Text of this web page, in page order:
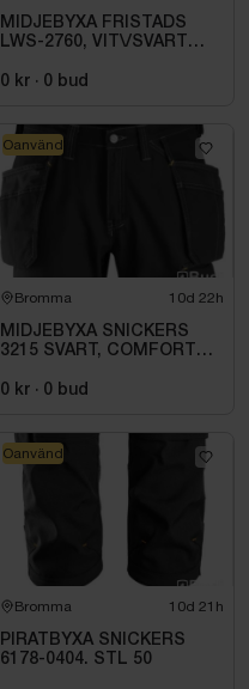
MIDJEBYXA FRISTADS
LWS-2760, VIT\/SVART
0 kr · 0 bud
Bromma 10d 22h
MIDJEBYXA SNICKERS
3215 SVART, COMFORT
0 kr · 0 bud
Oanvänd
Bromma 10d 21h
PIRATBYXA SNICKERS
6178-0404. STL 50
Oanvänd